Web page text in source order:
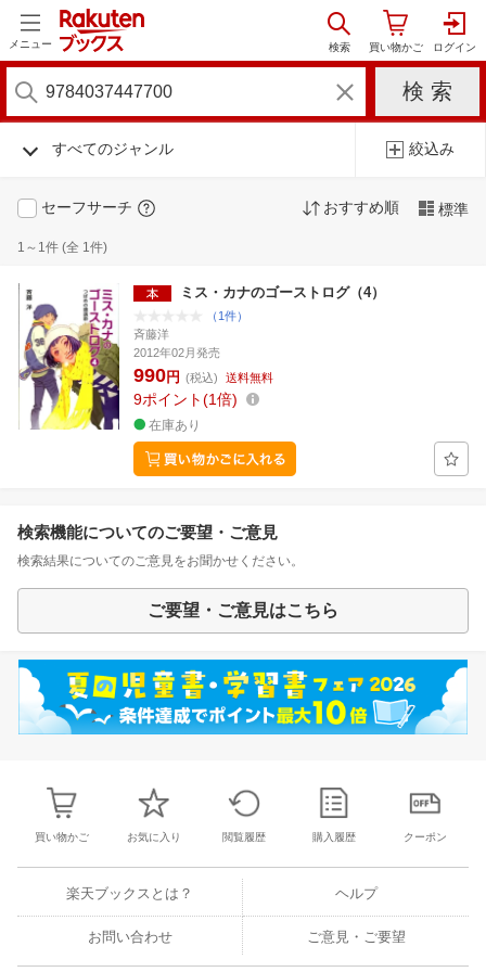
メニュー
すべてのジャンル 絞込み
セーフサーチ おすすめ順 標準
1～1件 (全 1件)
ミス・カナのゴーストログ（4）
（1件）
斉藤洋
2012年02月発売
990円 (税込) 送料無料
9ポイント 1倍
在庫あり
検索機能についてのご要望・ご意見
検索結果についてのご意見をお聞かせください。
ご要望・ご意見はこちら
買い物かご お気に入り 閲覧履歴 購入履歴 クーポン
楽天ブックスとは？ ヘルプ
お問い合わせ ご意見・ご要望